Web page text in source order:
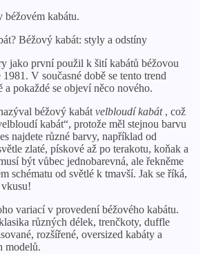
kabátu.
Béžový kabát: styly a odstíny
jako první použil k šití kabátů béžovou
1981. V současné době se tento trend
a pokaždé se objeví něco nového.
béžový kabát velbloudí kabát, což
kabát“, protože měl stejnou barvu
najdete různé barvy, například od
zlaté, pískové až po terakotu, koňak a
být vůbec jednobarevná, ale řekněme
schématu od světlé k tmavší. Jak se říká,
variací v provedení béžového kabátu.
různých délek, trenčkoty, duffle
rozšířené, oversized kabáty a
modelů.